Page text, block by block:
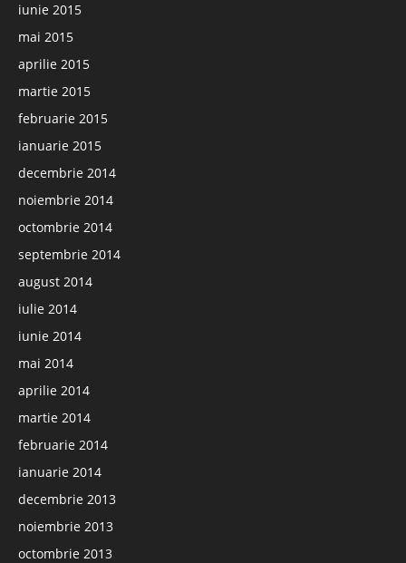
iunie 2015
mai 2015
aprilie 2015
martie 2015
februarie 2015
ianuarie 2015
decembrie 2014
noiembrie 2014
octombrie 2014
septembrie 2014
august 2014
iulie 2014
iunie 2014
mai 2014
aprilie 2014
martie 2014
februarie 2014
ianuarie 2014
decembrie 2013
noiembrie 2013
octombrie 2013